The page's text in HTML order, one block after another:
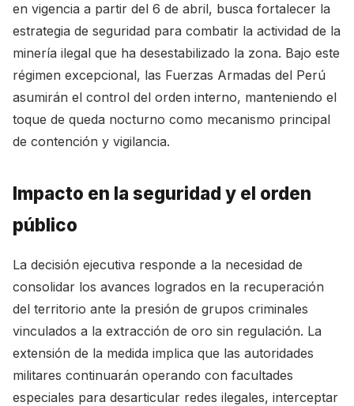
en vigencia a partir del 6 de abril, busca fortalecer la
estrategia de seguridad para combatir la actividad de la
minería ilegal que ha desestabilizado la zona. Bajo este
régimen excepcional, las Fuerzas Armadas del Perú
asumirán el control del orden interno, manteniendo el
toque de queda nocturno como mecanismo principal
de contención y vigilancia.
Impacto en la seguridad y el orden
público
La decisión ejecutiva responde a la necesidad de
consolidar los avances logrados en la recuperación
del territorio ante la presión de grupos criminales
vinculados a la extracción de oro sin regulación. La
extensión de la medida implica que las autoridades
militares continuarán operando con facultades
especiales para desarticular redes ilegales, interceptar